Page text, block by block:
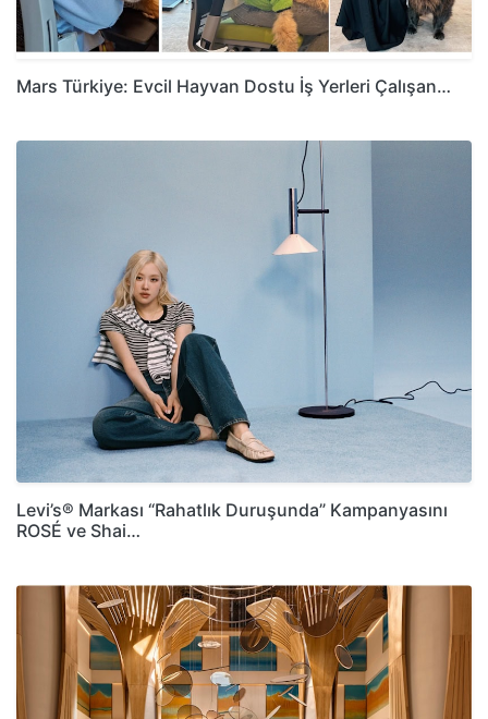
Mars Türkiye: Evcil Hayvan Dostu İş Yerleri Çalışan…
Levi’s® Markası “Rahatlık Duruşunda” Kampanyasını
ROSÉ ve Shai…